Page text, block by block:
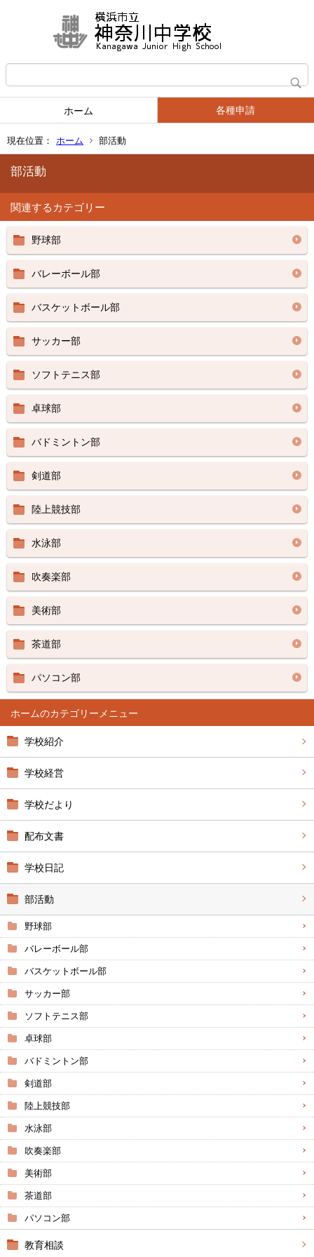
ホーム 各種申請
現在位置： ホーム 部活動
ホーム
学校紹介
学校経営
学校だより
配布文書
学校日記
部活動
野球部
バレーボール部
バスケットボール部
サッカー部
ソフトテニス部
卓球部
バドミントン部
剣道部
陸上競技部
水泳部
吹奏楽部
美術部
茶道部
パソコン部
教育相談
部活動
関連するカテゴリー
野球部
バレーボール部
バスケットボール部
サッカー部
ソフトテニス部
卓球部
バドミントン部
剣道部
陸上競技部
水泳部
吹奏楽部
美術部
茶道部
パソコン部